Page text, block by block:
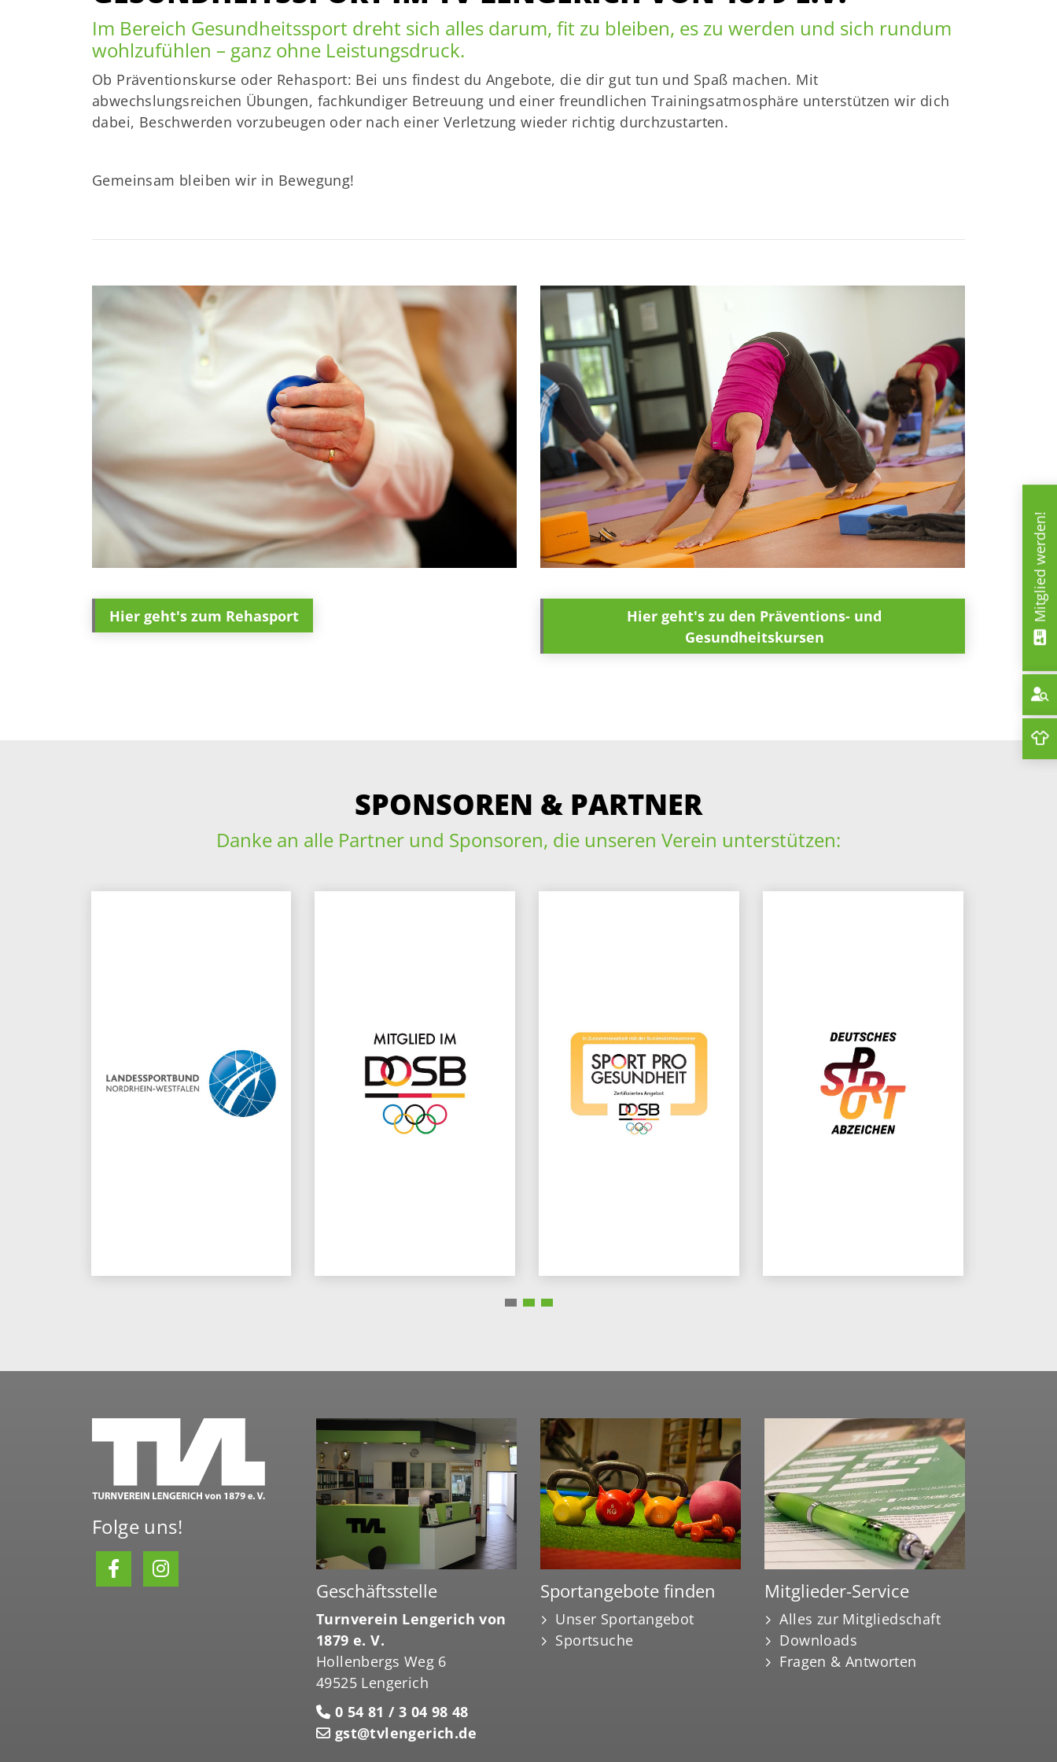
Im Bereich Gesundheitssport dreht sich alles darum, fit zu bleiben, es zu werden und sich rundum
wohlzufühlen – ganz ohne Leistungsdruck.
Ob Präventionskurse oder Rehasport: Bei uns findest du Angebote, die dir gut tun und Spaß machen. Mit
abwechslungsreichen Übungen, fachkundiger Betreuung und einer freundlichen Trainingsatmosphäre unterstützen wir dich
dabei, Beschwerden vorzubeugen oder nach einer Verletzung wieder richtig durchzustarten.
Gemeinsam bleiben wir in Bewegung!
Hier geht's zum Rehasport
Hier geht's zu den Präventions- und
Gesundheitskursen
SPONSOREN & PARTNER
Danke an alle Partner und Sponsoren, die unseren Verein unterstützen:
Folge uns!
Geschäftsstelle
Turnverein Lengerich von
1879 e. V.
Hollenbergs Weg 6
49525 Lengerich
0 54 81 / 3 04 98 48
gst@tvlengerich.de
Sportangebote finden
Unser Sportangebot
Sportsuche
Mitglieder-Service
Alles zur Mitgliedschaft
Downloads
Fragen & Antworten
Mitglied werden!